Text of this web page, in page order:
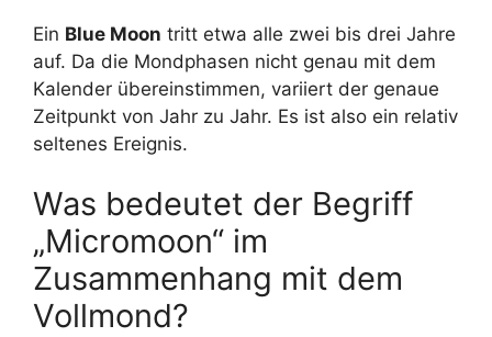
Ein Blue Moon tritt etwa alle zwei bis drei Jahre
auf. Da die Mondphasen nicht genau mit dem
Kalender übereinstimmen, variiert der genaue
Zeitpunkt von Jahr zu Jahr. Es ist also ein relativ
seltenes Ereignis.
Was bedeutet der Begriff
„Micromoon“ im
Zusammenhang mit dem
Vollmond?